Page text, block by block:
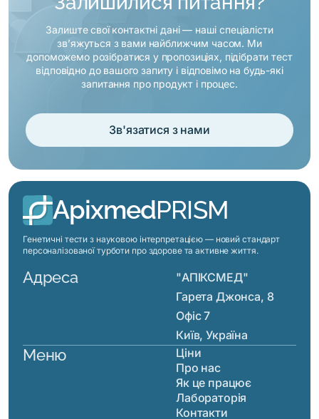
огляду, зіставити результати
генетичного тестування з
результатами аналізів крові та інших
обстежень. У звіті є розділ «Питання
для лікаря» — це готові
зробити вашу розмову зі
спеціалістом предметною, а
Залиште свої контактні дані — наші спеціалісти
зв’яжуться з вами найближчим часом. Ми
допоможемо розібратися у пропозиціях, підібрати тест
відповідно до вашого запиту і відповімо на будь-які
запитання про продукт і процес.
Зв'язатися з нами
ApixmedPRISM
Генетичні тести з науковою інтерпретацією — новий стандарт
персоналізованої турботи про здорове та активне життя.
Адреса
"АПІКСМЕД"
Гарета Джонса, 8
Офіс 7
Київ, Україна
Меню
Ціни
Про нас
Як це працює
Лабораторія
Контакти